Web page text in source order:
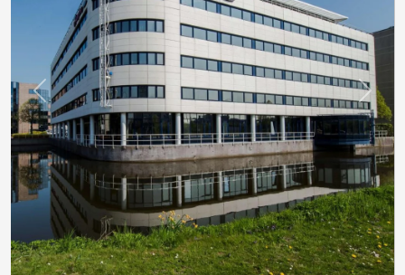
Previous Next